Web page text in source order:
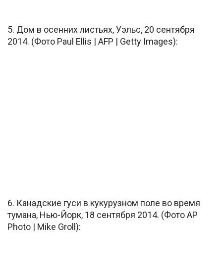
5. Дом в осенних листьях, Уэльс, 20 сентября
2014. (Фото Paul Ellis | AFP | Getty Images):
6. Канадские гуси в кукурузном поле во время
тумана, Нью-Йорк, 18 сентября 2014. (Фото AP
Photo | Mike Groll):